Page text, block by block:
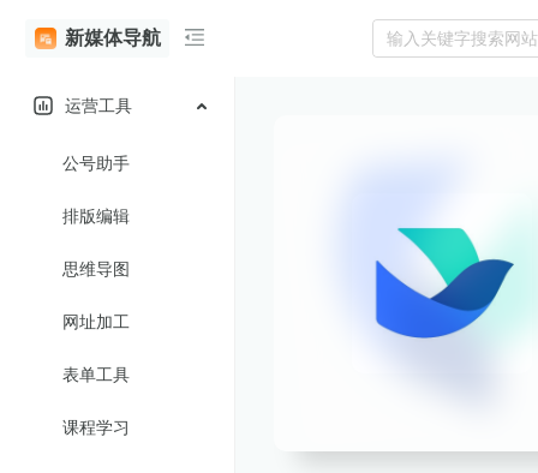
新媒体导航
运营工具
公号助手
排版编辑
思维导图
网址加工
表单工具
课程学习